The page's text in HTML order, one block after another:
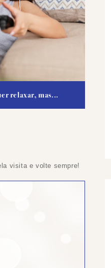
relaxar, mas...
visita e volte sempre!